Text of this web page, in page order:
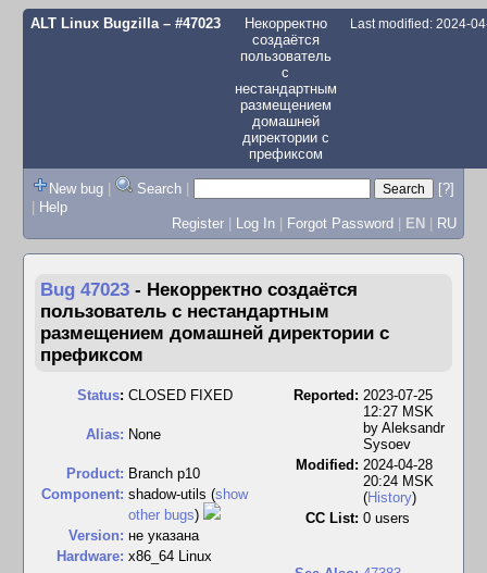
ALT Linux Bugzilla– #47023
Некорректно
создаётся
пользователь
с
нестандартным
размещением
домашней
директории c
префиксом
Last modified: 2024-
New bug | Search |
[?]
| Help
Register | Log In | Forgot Password | EN | RU
Bug 47023 - Некорректно создаётся
пользователь с нестандартным
размещением домашней директории c
префиксом
Status: CLOSED FIXED
Alias: None
Product: Branch p10
Component: shadow-utils (show
other bugs)
Version: не указана
Hardware: x86_64 Linux
Reported: 2023-07-25
12:27 MSK
by Aleksandr
Sysoev
Modified: 2024-04-28
20:24 MSK
(History)
CC List: 0 users